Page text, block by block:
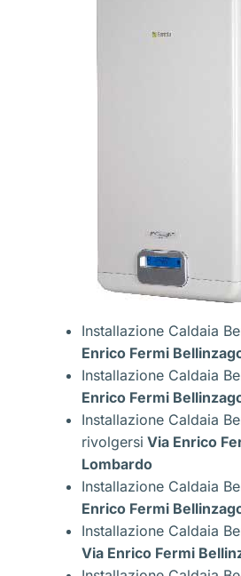
Installazione Caldaia
Enrico Fermi
Installazione Caldaia
Enrico Fermi
Installazione Caldaia
rivolgersi Via Enrico
Lombardo
Installazione Caldaia
Enrico Fermi
Installazione Caldaia
Via Enrico Fermi